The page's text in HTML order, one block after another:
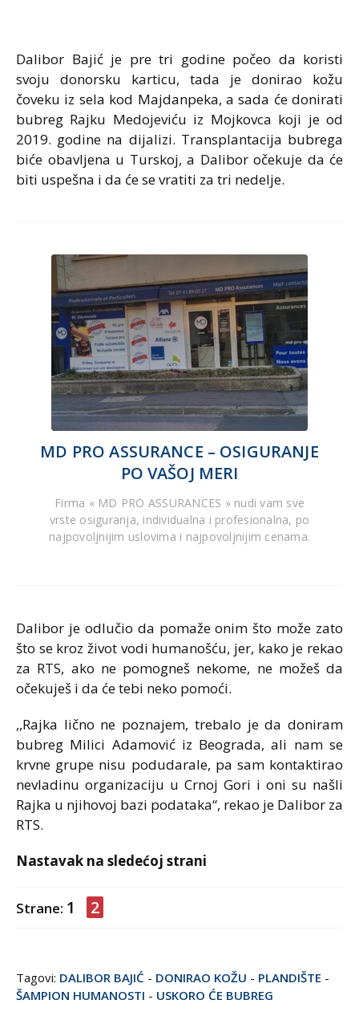
Dalibor Bajić je pre tri godine počeo da koristi
svoju donorsku karticu, tada je donirao kožu
čoveku iz sela kod Majdanpeka, a sada će donirati
bubreg Rajku Medojeviću iz Mojkovca koji je od
2019. godine na dijalizi. Transplantacija bubrega
biće obavljena u Turskoj, a Dalibor očekuje da će
biti uspešna i da će se vratiti za tri nedelje.
MD PRO ASSURANCE – OSIGURANJE
PO VAŠOJ MERI
Firma « MD PRO ASSURANCES » nudi vam sve
vrste osiguranja, individualna i profesionalna, po
najpovoljnijim uslovima i najpovoljnijim cenama.
Dalibor je odlučio da pomaže onim što može zato
što se kroz život vodi humanošću, jer, kako je rekao
za RTS, ako ne pomogneš nekome, ne možeš da
očekuješ i da će tebi neko pomoći.
,,Rajka lično ne poznajem, trebalo je da doniram
bubreg Milici Adamović iz Beograda, ali nam se
krvne grupe nisu podudarale, pa sam kontaktirao
nevladinu organizaciju u Crnoj Gori i oni su našli
Rajka u njihovoj bazi podataka“, rekao je Dalibor za
RTS.
Nastavak na sledećoj strani
Strane: 1 2
Tagovi: DALIBOR BAJIĆ - DONIRAO KOŽU - PLANDIŠTE -
ŠAMPION HUMANOSTI - USKORO ĆE BUBREG